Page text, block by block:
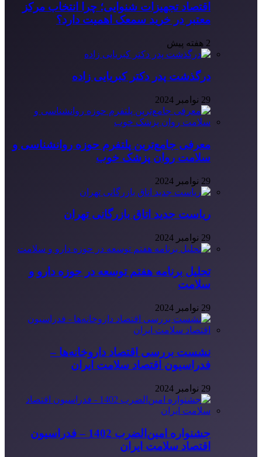
اقتصاد تجهیزات شنوایی؛ چرا انتخاب مرکز
معتبر در خرید سمعک اهمیت دارد؟
2 هفته پیش
درگذشت پدر دکتر کبریایی زاده
29 نوامبر 2024
معرفی جامع‌ترین پلتفرم حوزه روانشناسی و
سلامت روان پزشک خوب
29 نوامبر 2024
ریاست جدید اتاق بازرگانی تهران
29 نوامبر 2024
تحلیل برنامه هفتم توسعه در حوزه دارو و
سلامت
29 نوامبر 2024
نشست بررسی اقتصاد داروخانه‌ها –
فدراسیون اقتصاد سلامت ایران
29 نوامبر 2024
جشنواره امین‌الضرب 1402 – فدراسیون
اقتصاد سلامت ایران